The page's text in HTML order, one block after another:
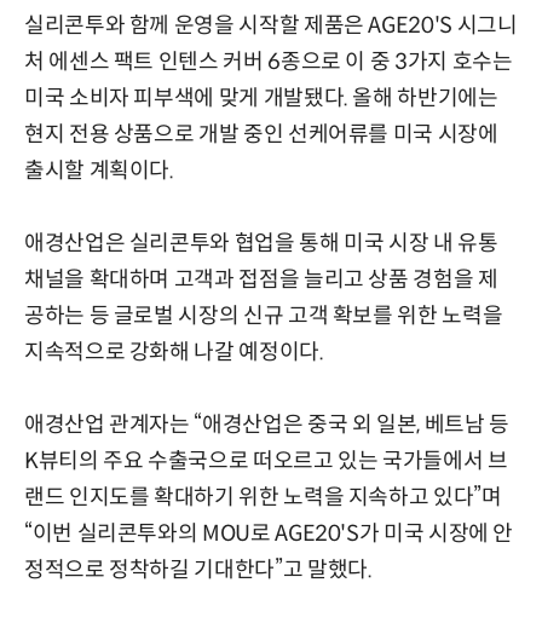
실리콘투와 함께 운영을 시작할 제품은 AGE20'S 시그니
처 에센스 팩트 인텐스 커버 6종으로 이 중 3가지 호수는
미국 소비자 피부색에 맞게 개발됐다. 올해 하반기에는
현지 전용 상품으로 개발 중인 선케어류를 미국 시장에
출시할 계획이다.
애경산업은 실리콘투와 협업을 통해 미국 시장 내 유통
채널을 확대하며 고객과 접점을 늘리고 상품 경험을 제
공하는 등 글로벌 시장의 신규 고객 확보를 위한 노력을
지속적으로 강화해 나갈 예정이다.
애경산업 관계자는 “애경산업은 중국 외 일본, 베트남 등
K뷰티의 주요 수출국으로 떠오르고 있는 국가들에서 브
랜드 인지도를 확대하기 위한 노력을 지속하고 있다”며
“이번 실리콘투와의 MOU로 AGE20'S가 미국 시장에 안
정적으로 정착하길 기대한다”고 말했다.